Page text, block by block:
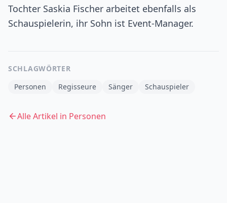
Tochter Saskia Fischer arbeitet ebenfalls als
Schauspielerin, ihr Sohn ist Event-Manager.
SCHLAGWÖRTER
Personen
Regisseure Sänger Schauspieler
Alle Artikel in Personen